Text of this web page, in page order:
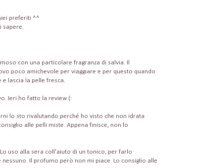
preferiti ^^
sapere.
con una particolare fragranza di salvia. Il
poco amichevole per viaggiare e per questo quando
lascia la pelle fresca.
Ieri ho fatto la review (:
lo sto rivalutando perché ho visto che non idrata
alle pelli miste. Appena finisce, non lo
uso alla sera coll'aiuto di un tonico, per farlo
Il profumo però non mi piace. Lo consiglio alle